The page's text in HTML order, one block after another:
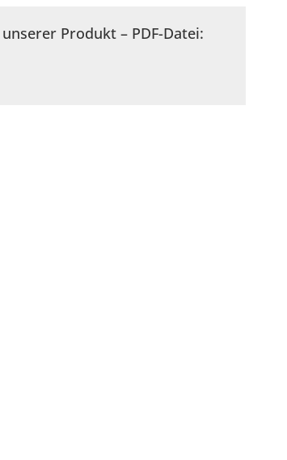
Produkt – PDF-Datei: